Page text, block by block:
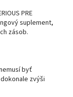
PRE
suplement,
zásob.
byť
zvýši